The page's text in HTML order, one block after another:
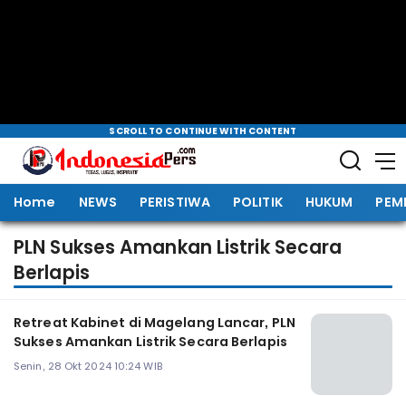
SCROLL TO CONTINUE WITH CONTENT
Home NEWS PERISTIWA POLITIK HUKUM
PLN Sukses Amankan Listrik Secara
Berlapis
Retreat Kabinet di Magelang Lancar, PLN
Sukses Amankan Listrik Secara Berlapis
Senin, 28 Okt 2024 10:24 WIB